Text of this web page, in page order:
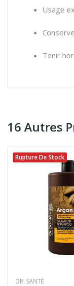
Usage
Tenir
16 Autres
Rupture De Stock
DR. SANTÉ